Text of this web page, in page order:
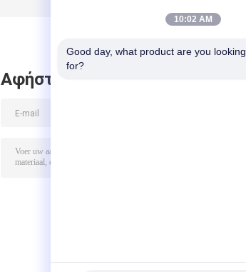
Αφήστε μήνυμα
10:02 AM
Good day, what product are you looking
for?